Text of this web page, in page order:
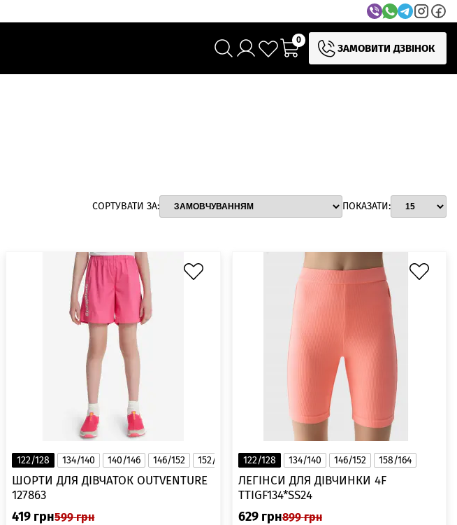
0
ЗАМОВИТИ ДЗВІНОК
СОРТУВАТИ ЗА: ПОКАЗАТИ:
158/164
122/128 134/140 140/146 146/152 152/158 158/164 128/134
ШОРТИ ДЛЯ ДІВЧАТОК OUTVENTURE
127863
419 грн599 грн
122/128 134/140 146/152 158/164
ЛЕГІНСИ ДЛЯ ДІВЧИНКИ 4F
TTIGF134*SS24
629 грн899 грн